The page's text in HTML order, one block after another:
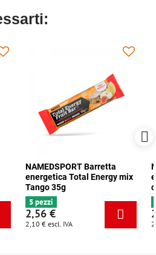
NAMEDSPORT Barretta
energetica Total Energy mix
Tango 35g
5 pezzi
2,56 €
2,10 € escl. IVA